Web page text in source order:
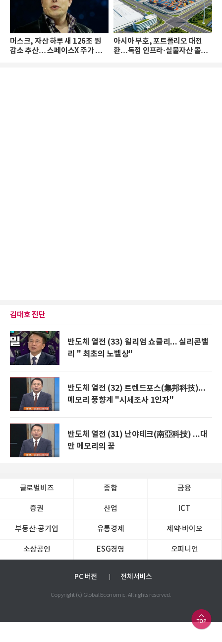
머스크, 자산 하루 새 126조 원
감소 추산… 스페이스X 주가 하
아시아 부호, 포트폴리오 대전
환…독점 인프라·실물자산 몰린
김대호 진단
반도체 열전 (33) 윌리엄 쇼클리... 실리콘밸
리 " 최초의 노벨상"
반도체 열전 (32) 트렌드포스(集邦科技)...
메모리 풍향계 "시세조사 1인자"
반도체 열전 (31) 난야테크(南亞科技) ...대
만 메모리의 꿈
글로벌비즈 종합 금융
증권 산업 ICT
부동산·공기업 유통경제 제약∙바이오
소상공인 ESG경영 오피니언
PC 버전 전체서비스
Copyright (c) Global Economic. All rights reserved.